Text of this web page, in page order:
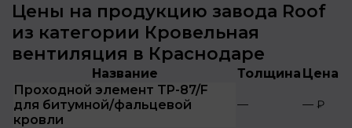
Цены на продукцию завода Roof
из категории Кровельная
вентиляция в Краснодаре
Название Толщина Цена
Проходной элемент TP-87/F
для битумной/фальцевой
кровли
— — ₽